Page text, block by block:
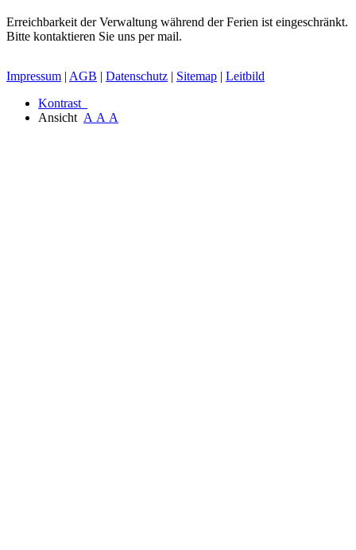
Erreichbarkeit der Verwaltung während der Ferien ist eingeschränkt.
Bitte kontaktieren Sie uns per mail.
Impressum | AGB | Datenschutz | Sitemap | Leitbild
Kontrast
Ansicht A A A